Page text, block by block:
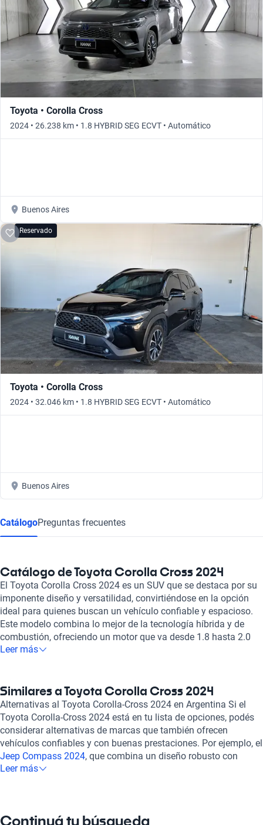
Toyota • Corolla Cross
2024 • 26.238 km • 1.8 HYBRID SEG ECVT • Automático
Buenos Aires
Reservado
Toyota • Corolla Cross
2024 • 32.046 km • 1.8 HYBRID SEG ECVT • Automático
Buenos Aires
CatálogoPreguntas frecuentes
Catálogo de Toyota Corolla Cross 2024
El Toyota Corolla Cross 2024 es un SUV que se destaca por su
imponente diseño y versatilidad, convirtiéndose en la opción
ideal para quienes buscan un vehículo confiable y espacioso.
Este modelo combina lo mejor de la tecnología híbrida y de
combustión, ofreciendo un motor que va desde 1.8 hasta 2.0
litros, brindando una potencia máxima que oscila entre 122 y
y confortable, con capacidad para cinco pasajeros, permitiendo
disfrutar de un viaje placentero. Los asientos están tapizados
en materiales de calidad que incluyen opciones en tela, cuero y
gamuza, mientras que las características de conectividad como
Apple Carplay y Android Auto garantizan que estés siempre
conectado. Además, el Corolla Cross 2024 cuenta con un techo
panorámico y un sistema de sensores de estacionamiento en
por una inspección rigurosa, asegurando su óptimo estado
Leer más
Similares a Toyota Corolla Cross 2024
Alternativas al Toyota Corolla-Cross 2024 en Argentina Si el
Toyota Corolla-Cross 2024 está en tu lista de opciones, podés
considerar alternativas de marcas que también ofrecen
vehículos confiables y con buenas prestaciones. Por ejemplo, el
Jeep Compass 2024, que combina un diseño robusto con
tecnología moderna; el
diferentes estilos de vida, manteniendo un balance entre
Leer más
Continuá tu búsqueda